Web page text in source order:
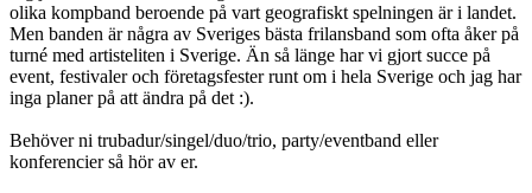
olika kompband beroende på vart geografiskt spelningen är i landet.
Men banden är några av Sveriges bästa frilansband som ofta åker på
turné med artisteliten i Sverige. Än så länge har vi gjort succe på
event, festivaler och företagsfester runt om i hela Sverige och jag har
inga planer på att ändra på det :).
Behöver ni trubadur/singel/duo/trio, party/eventband eller
konferencier så hör av er.